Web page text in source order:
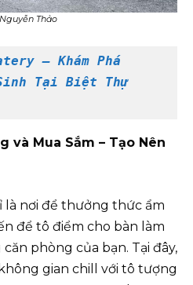
Thảo
– Khám Phá
Tại Biệt Thự
và Mua Sắm – Tạo Nên
là nơi để thưởng thức ẩm
để tô điểm cho bàn làm
phòng của bạn. Tại đây,
gian chill với tô tượng